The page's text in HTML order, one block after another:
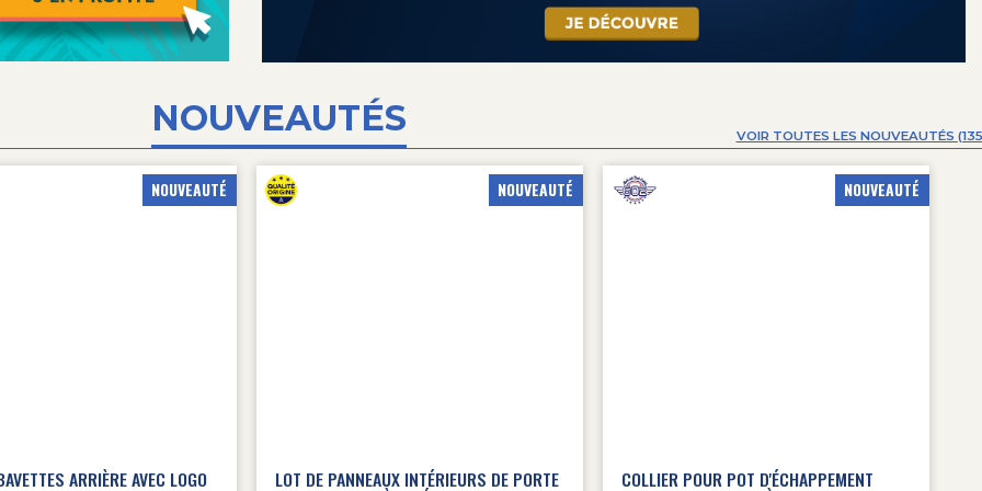
NOUVEAUTÉS VOIR TOUTES LES NOUVEAUTÉS
NOUVEAUTÉ
ARRIÈRE AVEC LOGO
NOUVEAUTÉ
LOT DE PANNEAUX INTÉRIEURS DE PORTE
NOUVEAUTÉ
COLLIER POUR POT D'ÉCHAPPEMENT